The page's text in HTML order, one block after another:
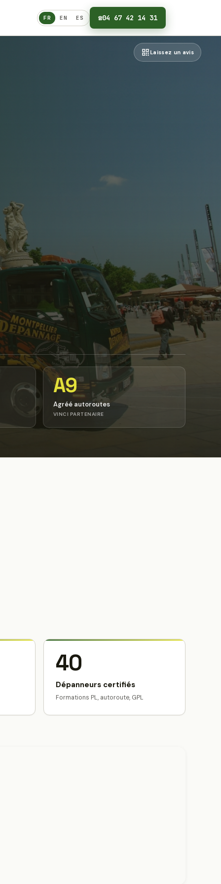
Français
FR EN ES ☎04 67 42 14 31
Laissez un avis
A9
Agréé autoroutes
VINCI PARTENAIRE
40
Dépanneurs certifiés
Formations PL, autoroute, GPL